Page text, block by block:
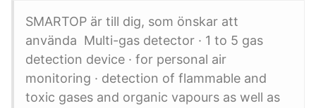
SMARTOP är till dig, som önskar att
använda Multi-gas detector · ​1 to 5 gas
detection device · for personal air
monitoring · detection of flammable and
toxic gases and organic vapours as well as